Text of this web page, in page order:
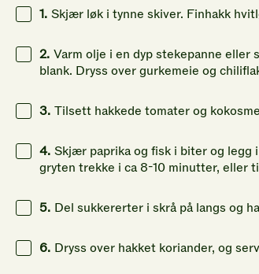
din
vurdering.
din
1. Skjær løk i tynne skiver. Finhakk
2. Varm olje i en dyp stekepanne eller
blank. Dryss over gurkemeie og
3. Tilsett hakkede tomater og
4. Skjær paprika og fisk i biter og legg
gryten trekke i ca 8-10 minutter, eller
5. Del sukkererter i skrå på langs og
6. Dryss over hakket koriander, og